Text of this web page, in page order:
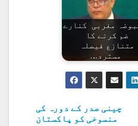
مغربی کنارے
ضم کرنے کا
متنازع فیصلہ
مسترد…
چینی صدر کے دورہ کی
منسوخی کو پاکستان